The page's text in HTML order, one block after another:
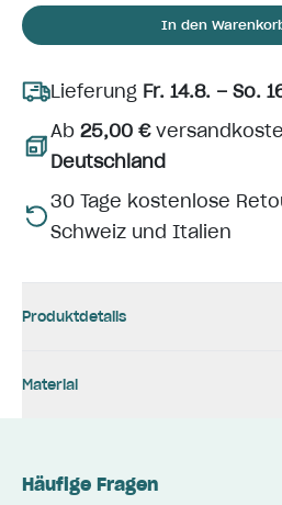
In den
Lieferung Fr. 14.8. – So.
Ab 25,00 €
Deutschland
30 Tage kostenlose
Schweiz und Italien
Produktdetails
Material
Häufige Fragen